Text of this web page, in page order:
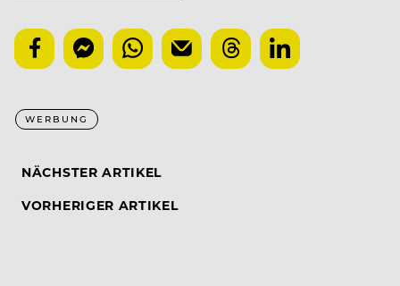
WERBUNG
NÄCHSTER ARTIKEL
VORHERIGER ARTIKEL